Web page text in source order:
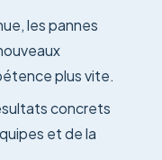
les pannes
plus vite.
concrets
et de la